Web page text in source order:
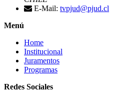
E-Mail: tvpjud@pjud.cl
Menú
Home
Institucional
Juramentos
Programas
Redes Sociales